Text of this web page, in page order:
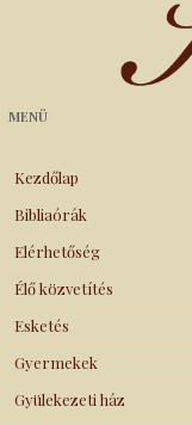
Kistemplom
MENÜ
Kezdőlap
Bibliaórák
Elérhetőség
Élő közvetítés
Esketés
Gyermekek
Gyülekezeti ház